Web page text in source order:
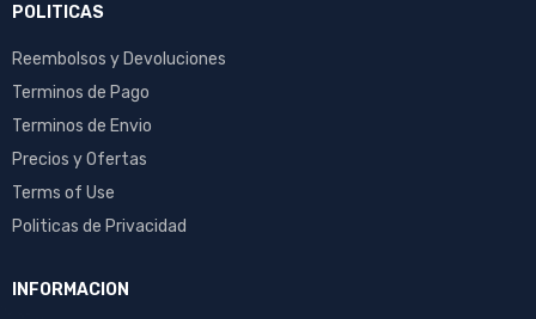
POLITICAS
Reembolsos y Devoluciones
Terminos de Pago
Terminos de Envio
Precios y Ofertas
Terms of Use
Politicas de Privacidad
INFORMACION